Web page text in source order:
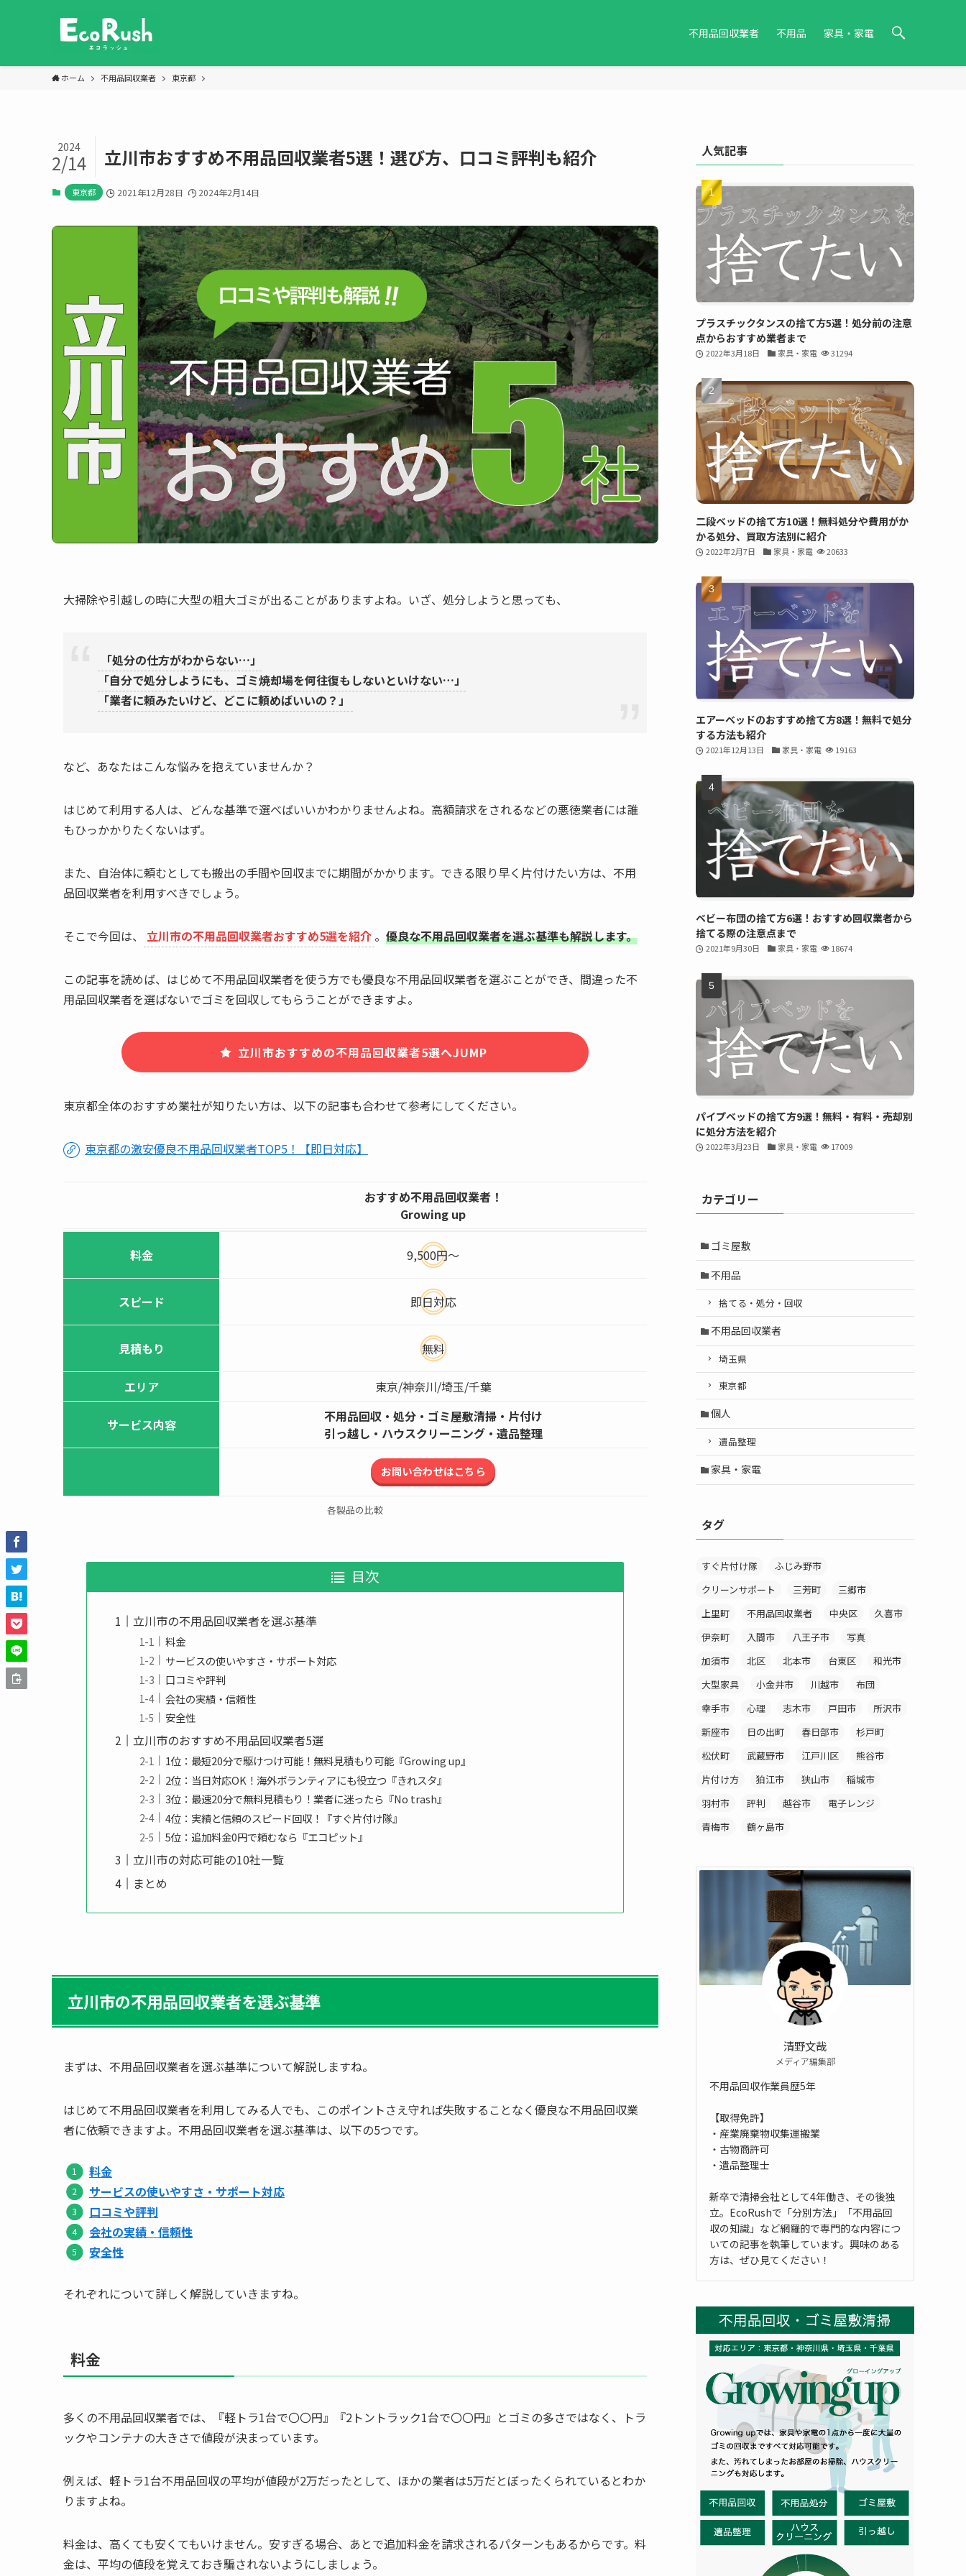
不用品回収業者 不用品 家具・家電
ホーム 不用品回収業者 東京都
立川市おすすめ不用品回収業者5選！選び方、口コミ評判も紹介
2024
2/14
東京都 2021年12月28日 2024年2月14日
大掃除や引越しの時に大型の粗大ゴミが出ることがありますよね。いざ、処分しようと思っても、
「処分の仕方がわからない…」
「自分で処分しようにも、ゴミ焼却場を何往復もしないといけない…」
「業者に頼みたいけど、どこに頼めばいいの？」
など、あなたはこんな悩みを抱えていませんか？
はじめて利用する人は、どんな基準で選べばいいかわかりませんよね。高額請求をされるなどの悪徳業者には誰
もひっかかりたくないはず。
また、自治体に頼むとしても搬出の手間や回収までに期間がかかります。できる限り早く片付けたい方は、不用
品回収業者を利用すべきでしょう。
そこで今回は、 立川市の不用品回収業者おすすめ5選を紹介 。 優良な不用品回収業者を選ぶ基準も解説します。
この記事を読めば、はじめて不用品回収業者を使う方でも優良な不用品回収業者を選ぶことができ、間違った不
用品回収業者を選ばないでゴミを回収してもらうことができますよ。
立川市おすすめの不用品回収業者5選へJUMP
東京都全体のおすすめ業社が知りたい方は、以下の記事も合わせて参考にしてください。
東京都の激安優良不用品回収業者TOP5！【即日対応】
おすすめ不用品回収業者！
Growing up
料金 9,500円〜
スピード 即日対応
見積もり 無料
エリア 東京/神奈川/埼玉/千葉
サービス内容
不用品回収・処分・ゴミ屋敷清掃・片付け
引っ越し・ハウスクリーニング・遺品整理
お問い合わせはこちら
各製品の比較
目次
立川市の不用品回収業者を選ぶ基準
料金
サービスの使いやすさ・サポート対応
口コミや評判
会社の実績・信頼性
安全性
立川市のおすすめ不用品回収業者5選
1位：最短20分で駆けつけ可能！無料見積もり可能『Growing up』
2位：当日対応OK！海外ボランティアにも役立つ『きれスタ』
3位：最速20分で無料見積もり！業者に迷ったら『No trash』
4位：実績と信頼のスピード回収！『すぐ片付け隊』
5位：追加料金0円で頼むなら『エコピット』
立川市の対応可能の10社一覧
まとめ
立川市の不用品回収業者を選ぶ基準
まずは、不用品回収業者を選ぶ基準について解説しますね。
はじめて不用品回収業者を利用してみる人でも、このポイントさえ守れば失敗することなく優良な不用品回収業
者に依頼できますよ。不用品回収業者を選ぶ基準は、以下の5つです。
料金
サービスの使いやすさ・サポート対応
口コミや評判
会社の実績・信頼性
安全性
それぞれについて詳しく解説していきますね。
料金
多くの不用品回収業者では、『軽トラ1台で〇〇円』『2トントラック1台で〇〇円』とゴミの多さではなく、トラ
ックやコンテナの大きさで値段が決まっています。
例えば、軽トラ1台不用品回収の平均が値段が2万だったとして、ほかの業者は5万だとぼったくられているとわか
りますよね。
料金は、高くても安くてもいけません。安すぎる場合、あとで追加料金を請求されるパターンもあるからです。料
金は、平均の値段を覚えておき騙されないようにしましょう。
人気記事
プラスチックタンスの捨て方5選！処分前の注意
点からおすすめ業者まで
2022年3月18日 家具・家電 31294
二段ベッドの捨て方10選！無料処分や費用がか
かる処分、買取方法別に紹介
2022年2月7日 家具・家電 20633
エアーベッドのおすすめ捨て方8選！無料で処分
する方法も紹介
2021年12月13日 家具・家電 19163
ベビー布団の捨て方6選！おすすめ回収業者から
捨てる際の注意点まで
2021年9月30日 家具・家電 18674
パイプベッドの捨て方9選！無料・有料・売却別
に処分方法を紹介
2022年3月23日 家具・家電 17009
カテゴリー
ゴミ屋敷
不用品
捨てる・処分・回収
不用品回収業者
埼玉県
東京都
個人
遺品整理
家具・家電
タグ
すぐ片付け隊
ふじみ野市
クリーンサポート
三芳町
三郷市
上里町
不用品回収業者 中央区
久喜市
伊奈町
入間市 八王子市
写真
加須市
北区 北本市 台東区
和光市
大型家具
小金井市 川越市
布団
幸手市
心理 志木市 戸田市
所沢市
新座市
日の出町 春日部市
杉戸町
松伏町
武蔵野市 江戸川区
熊谷市
片付け方
狛江市 狭山市
稲城市
羽村市
評判 越谷市
電子レンジ
青梅市
鶴ヶ島市
清野文哉
メディア編集部
不用品回収作業員歴5年
【取得免許】
・産業廃棄物収集運搬業
・古物商許可
・遺品整理士
新卒で清掃会社として4年働き、その後独
立。EcoRushで「分別方法」「不用品回
収の知識」など網羅的で専門的な内容につ
いての記事を執筆しています。興味のある
方は、ぜひ見てください！